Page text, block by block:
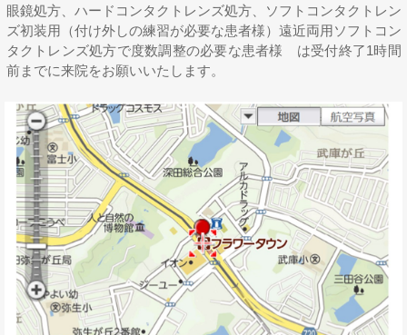
眼鏡処方、ハードコンタクトレンズ処方、ソフトコンタクトレン
ズ初装用（付け外しの練習が必要な患者様）遠近両用ソフトコン
タクトレンズ処方で度数調整の必要な患者様 は受付終了1時間
前までに来院をお願いいたします。